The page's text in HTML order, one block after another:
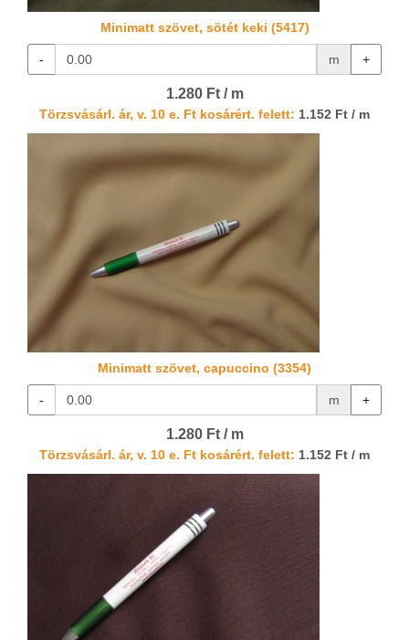
Minimatt szövet, sötét keki (5417)
- m +
1.280 Ft / m
Törzsvásárl. ár, v. 10 e. Ft kosárért. felett: 1.152 Ft / m
Minimatt szövet, capuccino (3354)
- m +
1.280 Ft / m
Törzsvásárl. ár, v. 10 e. Ft kosárért. felett: 1.152 Ft / m